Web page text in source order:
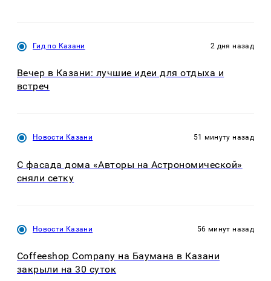
Гид по Казани 2 дня назад
Вечер в Казани: лучшие идеи для отдыха и
встреч
Новости Казани 51 минуту назад
С фасада дома «Авторы на Астрономической»
сняли сетку
Новости Казани 56 минут назад
Coffeeshop Company на Баумана в Казани
закрыли на 30 суток